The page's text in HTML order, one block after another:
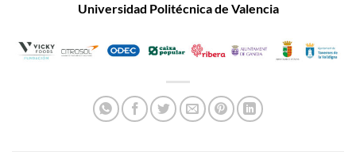
Universidad Politécnica de Valencia